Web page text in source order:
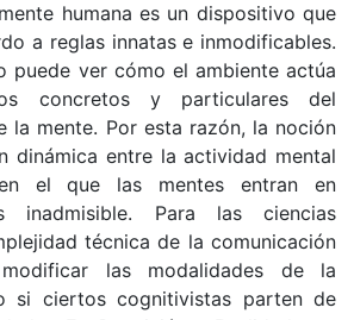
humana es un dispositivo que
a reglas innatas e inmodificables.
puede ver cómo el ambiente actúa
concretos y particulares del
la mente. Por esta razón, la noción
dinámica entre la actividad mental
el que las mentes entran en
inadmisible. Para las ciencias
técnica de la comunicación
las modalidades de la
si ciertos cognitivistas parten de